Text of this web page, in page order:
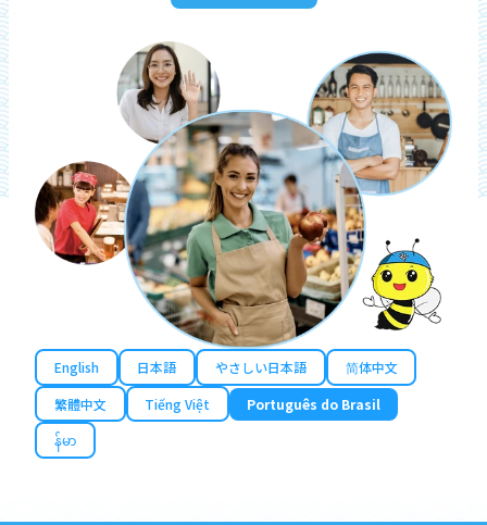
English 日本語 やさしい日本語
简体中文
繁體中文
Tiếng Việt
Português do Brasil
န်မာ